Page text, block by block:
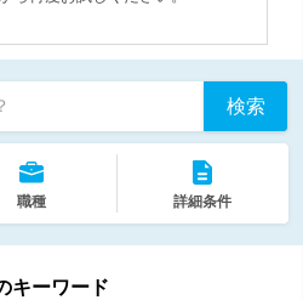
検索
職種 詳細条件
キーワード